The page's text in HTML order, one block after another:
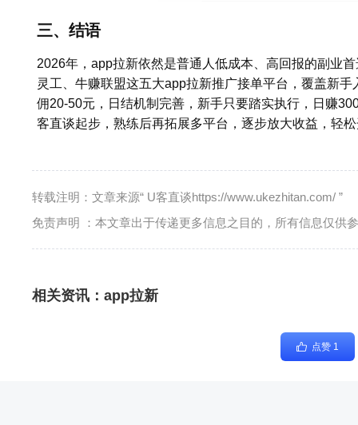
三、结语
2026年，app拉新依然是普通人低成本、高回报的副业
灵工、牛赚联盟这五大app拉新推广接单平台，覆盖新
佣20-50元，日结机制完善，新手只要踏实执行，日赚
客直谈起步，熟练后再拓展多平台，逐步放大收益，轻
转载注明：文章来源“ U客直谈https://www.ukezhitan.com/ ”
免责声明 ：本文章出于传递更多信息之目的，所有信息仅供
相关资讯： app拉新
点赞 1